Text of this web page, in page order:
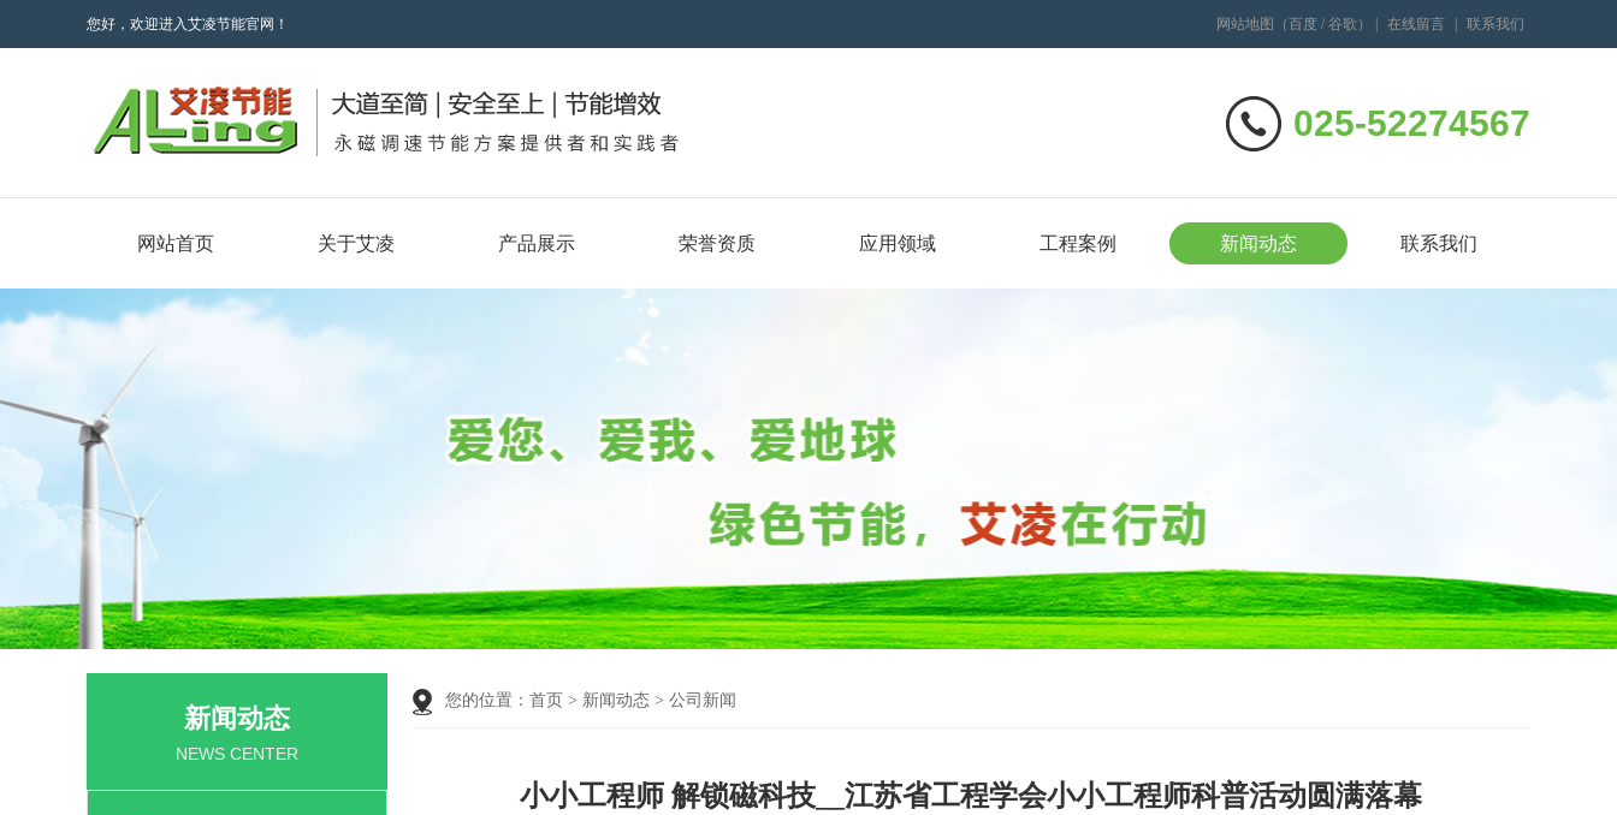
您好，欢迎进入艾凌节能官网！ 网站地图 （百度 / 谷歌 ） 在线留言 联系我们
025-52274567
网站首页 关于艾凌 产品展示 荣誉资质 应用领域 工程案例 新闻动态 联系我们
新闻动态
NEWS CENTER
您的位置： 首页 > 新闻动态 > 公司新闻
小小工程师 解锁磁科技__江苏省工程学会小小工程师科普活动圆满落幕